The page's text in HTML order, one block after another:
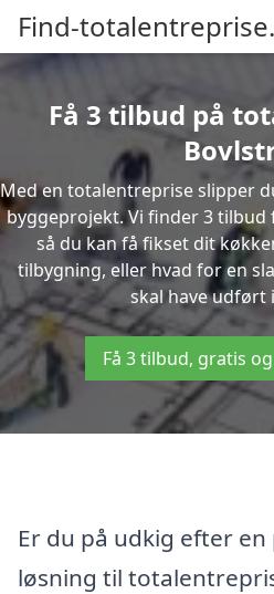
Find-
Få 3 tilbud på
Med en totalentreprise slipper
byggeprojekt. Vi finder 3
så du kan få fikset dit
tilbygning, eller hvad for en
skal have udført
Få 3 tilbud, gratis
Er du på udkig efter
løsning til